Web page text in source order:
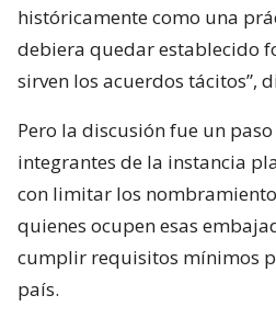
históricamente como una
debiera quedar establecido
sirven los acuerdos tácitos”,
Pero la discusión fue un
integrantes de la instancia
con limitar los
quienes ocupen esas
cumplir requisitos mínimos
país.